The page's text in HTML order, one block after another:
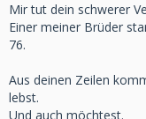
Mir tut dein schwerer
Einer meiner Brüder
76.
Aus deinen Zeilen
lebst.
Und auch möchtest.